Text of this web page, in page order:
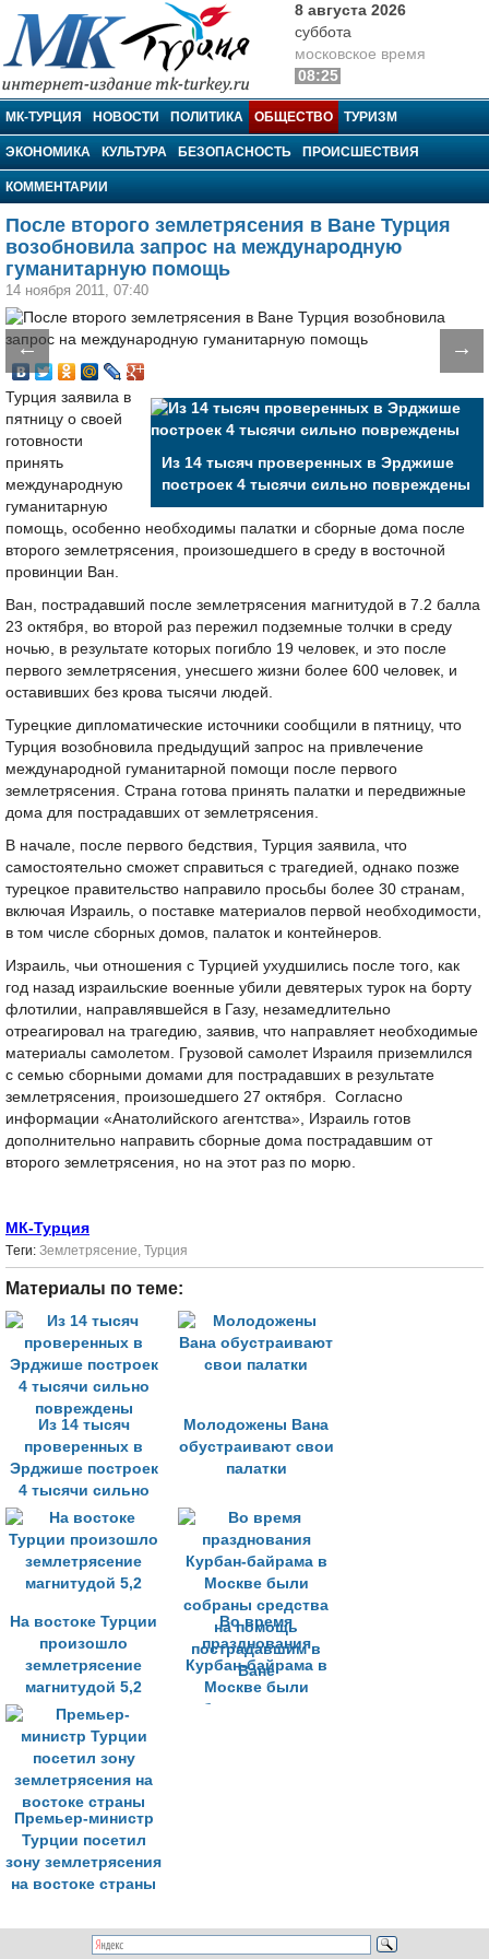
МК-Турция
8 августа 2026
суббота
московское время
08:25
МК-ТУРЦИЯ НОВОСТИ ПОЛИТИКА ОБЩЕСТВО ТУРИЗМ
ЭКОНОМИКА КУЛЬТУРА БЕЗОПАСНОСТЬ ПРОИСШЕСТВИЯ
КОММЕНТАРИИ
После второго землетрясения в Ване Турция
возобновила запрос на международную
гуманитарную помощь
14 ноября 2011, 07:40
← →
Из 14 тысяч проверенных в Эрджише
построек 4 тысячи сильно повреждены
Турция заявила в
пятницу о своей
готовности
принять
международную
гуманитарную
помощь, особенно необходимы палатки и сборные дома после
второго землетрясения, произошедшего в среду в восточной
провинции Ван.
Ван, пострадавший после землетрясения магнитудой в 7.2 балла
23 октября, во второй раз пережил подземные толчки в среду
ночью, в результате которых погибло 19 человек, и это после
первого землетрясения, унесшего жизни более 600 человек, и
оставивших без крова тысячи людей.
Турецкие дипломатические источники сообщили в пятницу, что
Турция возобновила предыдущий запрос на привлечение
международной гуманитарной помощи после первого
землетрясения. Страна готова принять палатки и передвижные
дома для пострадавших от землетрясения.
В начале, после первого бедствия, Турция заявила, что
самостоятельно сможет справиться с трагедией, однако позже
турецкое правительство направило просьбы более 30 странам,
включая Израиль, о поставке материалов первой необходимости,
в том числе сборных домов, палаток и контейнеров.
Израиль, чьи отношения с Турцией ухудшились после того, как
год назад израильские военные убили девятерых турок на борту
флотилии, направлявшейся в Газу, незамедлительно
отреагировал на трагедию, заявив, что направляет необходимые
материалы самолетом. Грузовой самолет Израиля приземлился
с семью сборными домами для пострадавших в результате
землетрясения, произошедшего 27 октября. Согласно
информации «Анатолийского агентства», Израиль готов
дополнительно направить сборные дома пострадавшим от
второго землетрясения, но на этот раз по морю.
МК-Турция
Tеги: Землетрясение, Турция
Материалы по теме:
Из 14 тысяч
проверенных в
Эрджише построек
4 тысячи сильно
повреждены
Молодожены Вана
обустраивают свои
палатки
На востоке Турции
произошло
землетрясение
магнитудой 5,2
Во время
празднования
Курбан-байрама в
Москве были
собраны средства
Премьер-министр
Турции посетил
зону землетрясения
на востоке страны